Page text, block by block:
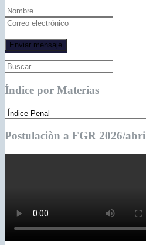
Índice por Materias
Postulaciòn a FGR 2026/